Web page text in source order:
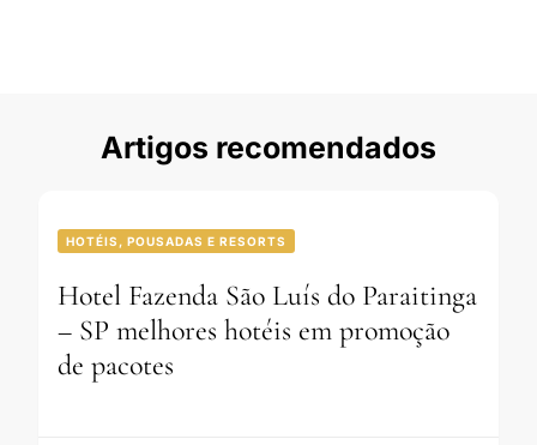
Artigos recomendados
HOTÉIS, POUSADAS E RESORTS
Hotel Fazenda São Luís do Paraitinga
– SP melhores hotéis em promoção
de pacotes